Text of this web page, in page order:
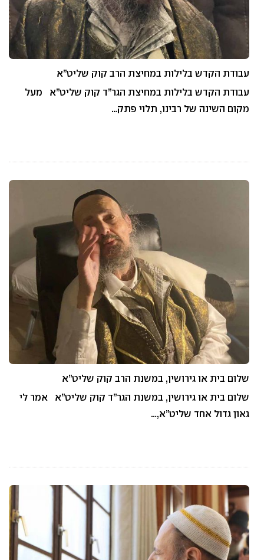
עבודת הקדש בלילות במחיצת הרב קוק שליט”א
עבודת הקדש בלילות במחיצת הגר”ד קוק שליט”א מעל
מקום השינה של רבינו, תלוי פתק…
שלום בית או גירושין, במשנת הרב קוק שליט”א
שלום בית או גירושין, במשנת הגר”ד קוק שליט”א אמר לי
גאון גדול אחד שליט”א,…